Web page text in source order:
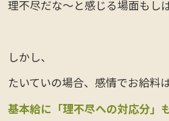
理不尽だな～と感じる場面もし
しかし、
たいていの場合、感情でお給料
基本給に「理不尽への対応分」